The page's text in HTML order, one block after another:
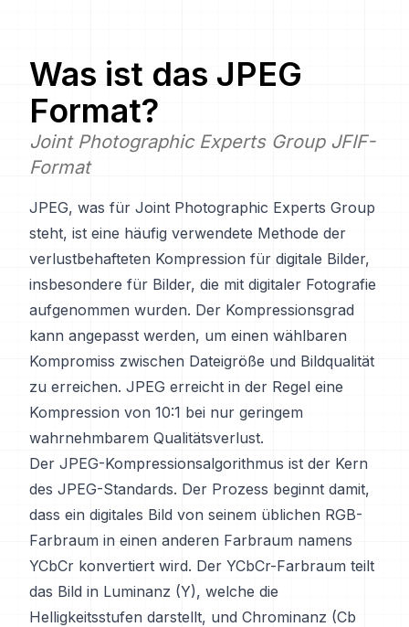
Was ist das JPEG
Format?
Joint Photographic Experts Group JFIF-
Format
JPEG, was für Joint Photographic Experts Group
steht, ist eine häufig verwendete Methode der
verlustbehafteten Kompression für digitale Bilder,
insbesondere für Bilder, die mit digitaler Fotografie
aufgenommen wurden. Der Kompressionsgrad
kann angepasst werden, um einen wählbaren
Kompromiss zwischen Dateigröße und Bildqualität
zu erreichen. JPEG erreicht in der Regel eine
Kompression von 10:1 bei nur geringem
wahrnehmbarem Qualitätsverlust.
Der JPEG-Kompressionsalgorithmus ist der Kern
des JPEG-Standards. Der Prozess beginnt damit,
dass ein digitales Bild von seinem üblichen RGB-
Farbraum in einen anderen Farbraum namens
YCbCr konvertiert wird. Der YCbCr-Farbraum teilt
das Bild in Luminanz (Y), welche die
Helligkeitsstufen darstellt, und Chrominanz (Cb